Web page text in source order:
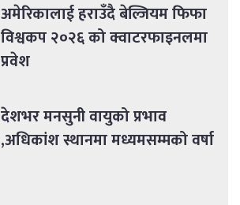
अमेरिकालाई हराउँदै बेल्जियम फिफा
विश्वकप २०२६ को क्वाटरफाइनलमा
प्रवेश
देशभर मनसुनी वायुको प्रभाव
,अधिकांश स्थानमा मध्यमसम्मको वर्षा